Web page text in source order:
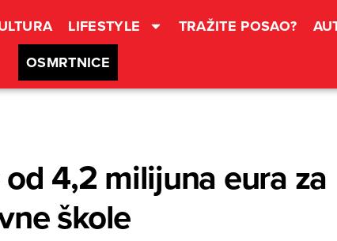
LIFESTYLE TRAŽITE POSAO?
OSMRTNICE
4,2 milijuna eura za
škole